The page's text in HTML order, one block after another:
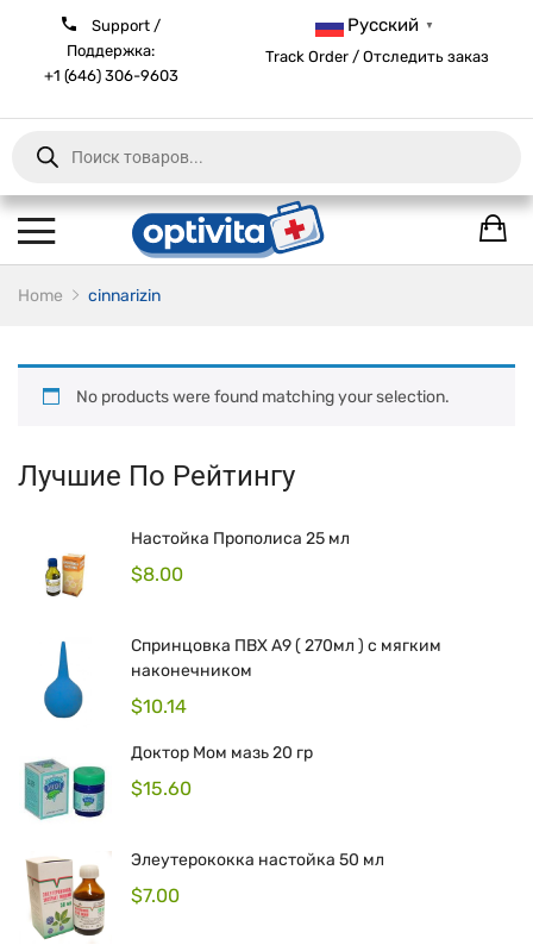
Support /
Поддержка:
+1 (646) 306-9603
Русский ▼
Track Order / Отследить заказ
Products
search
Home cinnarizin
No products were found matching your selection.
Лучшие По Рейтингу
Настойка Прополиса 25 мл
$8.00
Спринцовка ПВХ А9 ( 270мл ) с мягким
наконечником
$10.14
Доктор Мом мазь 20 гр
$15.60
Элеутерококка настойка 50 мл
$7.00